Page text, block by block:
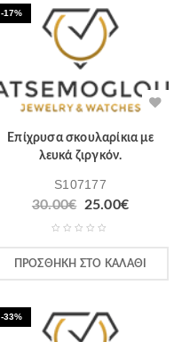
-17%
Επίχρυσα σκουλαρίκια με
λευκά ζιργκόν.
S107177
30.00€ 25.00€
ΠΡΟΣΘΉΚΗ ΣΤΟ ΚΑΛΆΘΙ
-33%